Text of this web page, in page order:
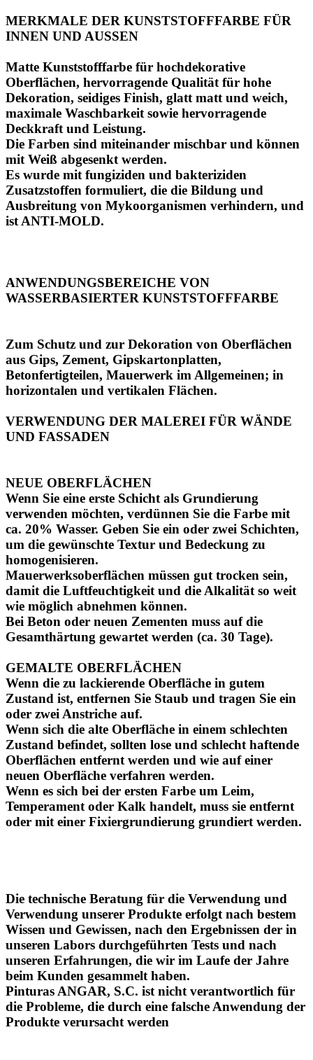
MERKMALE DER KUNSTSTOFFFARBE FÜR
INNEN UND AUSSEN
Matte Kunststofffarbe für hochdekorative
Oberflächen, hervorragende Qualität für hohe
Dekoration, seidiges Finish, glatt matt und weich,
maximale Waschbarkeit sowie hervorragende
Deckkraft und Leistung.
Die Farben sind miteinander mischbar und können
mit Weiß abgesenkt werden.
Es wurde mit fungiziden und bakteriziden
Zusatzstoffen formuliert, die die Bildung und
Ausbreitung von Mykoorganismen verhindern, und
ist ANTI-MOLD.
ANWENDUNGSBEREICHE VON
WASSERBASIERTER KUNSTSTOFFFARBE
Zum Schutz und zur Dekoration von Oberflächen
aus Gips, Zement, Gipskartonplatten,
Betonfertigteilen, Mauerwerk im Allgemeinen; in
horizontalen und vertikalen Flächen.
VERWENDUNG DER MALEREI FÜR WÄNDE
UND FASSADEN
NEUE OBERFLÄCHEN
Wenn Sie eine erste Schicht als Grundierung
verwenden möchten, verdünnen Sie die Farbe mit
ca. 20% Wasser. Geben Sie ein oder zwei Schichten,
um die gewünschte Textur und Bedeckung zu
homogenisieren.
Mauerwerksoberflächen müssen gut trocken sein,
damit die Luftfeuchtigkeit und die Alkalität so weit
wie möglich abnehmen können.
Bei Beton oder neuen Zementen muss auf die
Gesamthärtung gewartet werden (ca. 30 Tage).
GEMALTE OBERFLÄCHEN
Wenn die zu lackierende Oberfläche in gutem
Zustand ist, entfernen Sie Staub und tragen Sie ein
oder zwei Anstriche auf.
Wenn sich die alte Oberfläche in einem schlechten
Zustand befindet, sollten lose und schlecht haftende
Oberflächen entfernt werden und wie auf einer
neuen Oberfläche verfahren werden.
Wenn es sich bei der ersten Farbe um Leim,
Temperament oder Kalk handelt, muss sie entfernt
oder mit einer Fixiergrundierung grundiert werden.
Die technische Beratung für die Verwendung und
Verwendung unserer Produkte erfolgt nach bestem
Wissen und Gewissen, nach den Ergebnissen der in
unseren Labors durchgeführten Tests und nach
unseren Erfahrungen, die wir im Laufe der Jahre
beim Kunden gesammelt haben.
Pinturas ANGAR, S.C. ist nicht verantwortlich für
die Probleme, die durch eine falsche Anwendung der
Produkte verursacht werden